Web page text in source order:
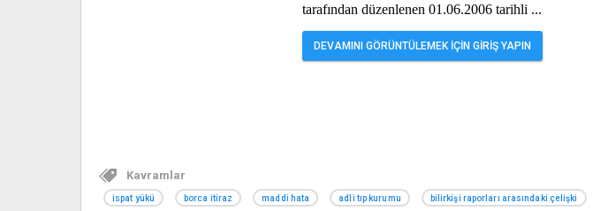
tarafından düzenlenen 01.06.2006 tarihli ...
DEVAMINI GÖRÜNTÜLEMEK İÇİN GİRİŞ YAPIN
Kavramlar
ispat yükü borca itiraz maddi hata adli tıp kurumu bilirkişi raporları arasındaki çelişki